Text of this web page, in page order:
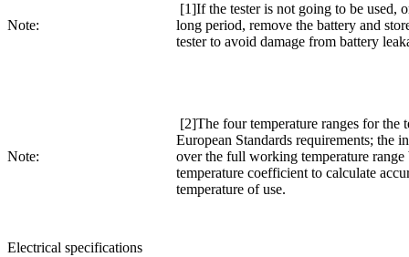
Note:
[1]If the tester is not going to be used,
long period, remove the battery and
tester to avoid damage from battery
Note:
[2]The four temperature ranges for the
European Standards requirements; the
over the full working temperature range
temperature coefficient to calculate
temperature of use.
Electrical specifications